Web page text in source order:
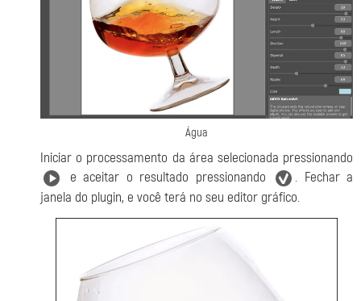
Água
Iniciar o processamento da área selecionada pressionando
e aceitar o resultado pressionando
. Fechar a
janela do plugin, e você terá no seu editor gráfico.